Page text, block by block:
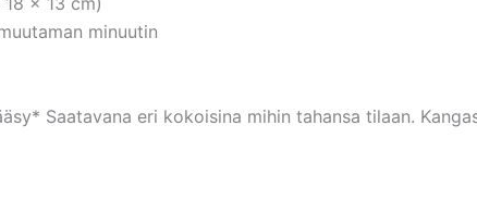
minuutin
Saatavana eri kokoisina mihin tahansa tilaan.